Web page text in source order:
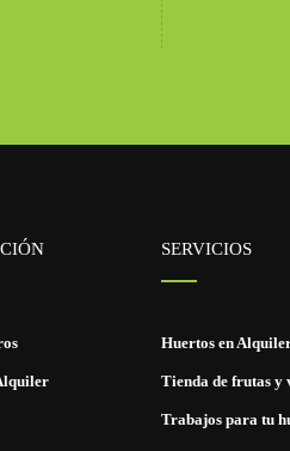
SERVICIOS
Huertos en
Tienda de frutas y
Trabajos para tu